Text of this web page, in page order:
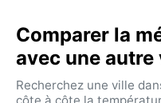
Comparer la
avec une autre
Recherchez une ville
côte à côte la